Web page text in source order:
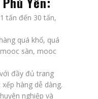
tấn đến 30 tấn,
quá khổ, quá
sàn, mooc
đầy đủ trang
hàng dễ dàng.
nghiệp và